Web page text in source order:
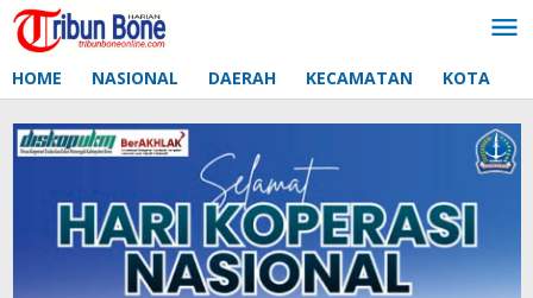
Lewati
ke
HOME NASIONAL DAERAH KECAMATAN KOTA